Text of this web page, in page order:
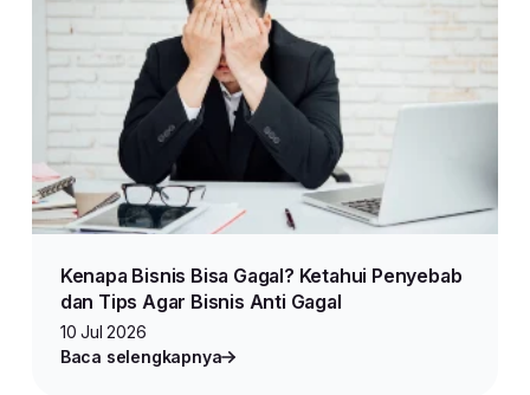
Kenapa Bisnis Bisa Gagal? Ketahui Penyebab
dan Tips Agar Bisnis Anti Gagal
10 Jul 2026
Baca selengkapnya